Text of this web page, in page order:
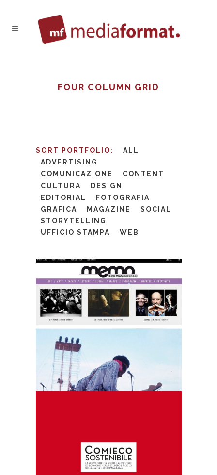
FOUR COLUMN GRID
SORT PORTFOLIO:
ALL
ADVERTISING
COMUNICAZIONE
CONTENT
CULTURA
DESIGN
EDITORIAL
FOTOGRAFIA
GRAFICA
MAGAZINE
SOCIAL
STORYTELLING
UFFICIO STAMPA
WEB